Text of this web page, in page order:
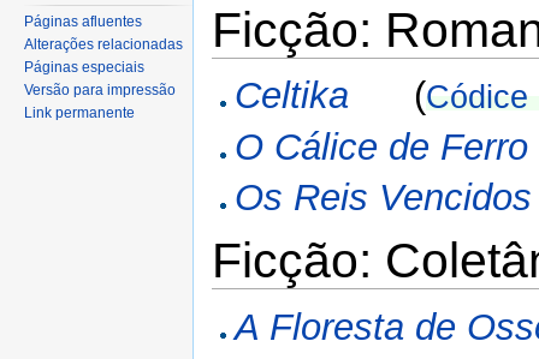
Ficção:
Celtika (Códice
O Cálice de Ferro
Os Reis Vencidos
Ficção:
A Floresta de
Páginas afluentes
Alterações relacionadas
Páginas especiais
Versão para impressão
Link permanente